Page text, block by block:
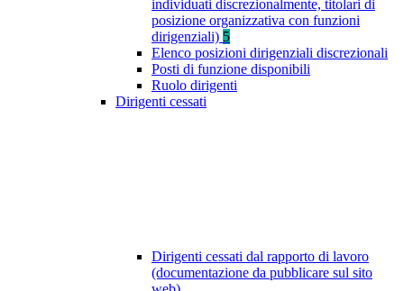
individuati discrezionalmente, titolari di
posizione organizzativa con funzioni
dirigenziali) 5
Elenco posizioni dirigenziali discrezionali
Posti di funzione disponibili
Ruolo dirigenti
Dirigenti cessati
Dirigenti cessati dal rapporto di lavoro
(documentazione da pubblicare sul sito